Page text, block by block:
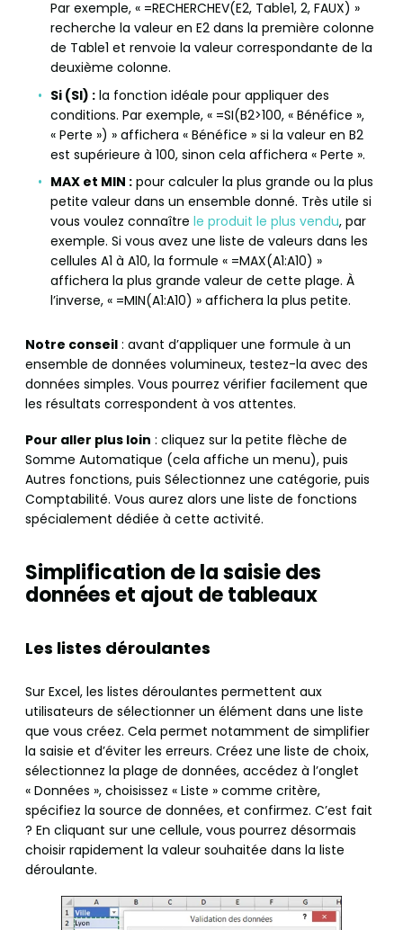
Par exemple, « =RECHERCHEV(E2, Table1, 2, FAUX) »
recherche la valeur en E2 dans la première colonne
de Table1 et renvoie la valeur correspondante de la
deuxième colonne.
Si (SI) : la fonction idéale pour appliquer des
conditions. Par exemple, « =SI(B2>100, « Bénéfice »,
« Perte ») » affichera « Bénéfice » si la valeur en B2
est supérieure à 100, sinon cela affichera « Perte ».
MAX et MIN : pour calculer la plus grande ou la plus
petite valeur dans un ensemble donné. Très utile si
vous voulez connaître le produit le plus vendu, par
exemple. Si vous avez une liste de valeurs dans les
cellules A1 à A10, la formule « =MAX(A1:A10) »
affichera la plus grande valeur de cette plage. À
l’inverse, « =MIN(A1:A10) » affichera la plus petite.
Notre conseil : avant d’appliquer une formule à un
ensemble de données volumineux, testez-la avec des
données simples. Vous pourrez vérifier facilement que
les résultats correspondent à vos attentes.
Pour aller plus loin : cliquez sur la petite flèche de
Somme Automatique (cela affiche un menu), puis
Autres fonctions, puis Sélectionnez une catégorie, puis
Comptabilité. Vous aurez alors une liste de fonctions
spécialement dédiée à cette activité.
Simplification de la saisie des
données et ajout de tableaux
Les listes déroulantes
Sur Excel, les listes déroulantes permettent aux
utilisateurs de sélectionner un élément dans une liste
que vous créez. Cela permet notamment de simplifier
la saisie et d’éviter les erreurs. Créez une liste de choix,
sélectionnez la plage de données, accédez à l’onglet
« Données », choisissez « Liste » comme critère,
spécifiez la source de données, et confirmez. C’est fait
? En cliquant sur une cellule, vous pourrez désormais
choisir rapidement la valeur souhaitée dans la liste
déroulante.